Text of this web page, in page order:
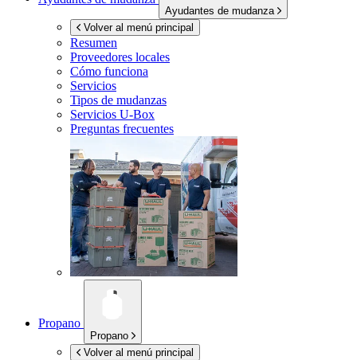
Ayudantes de mudanza
Volver al menú principal
Resumen
Proveedores locales
Cómo funciona
Servicios
Tipos de mudanzas
Servicios U-Box
Preguntas frecuentes
Propano
Propano
Volver al menú principal